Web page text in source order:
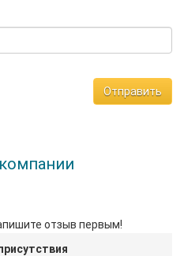
Отправить
отзыв первым!